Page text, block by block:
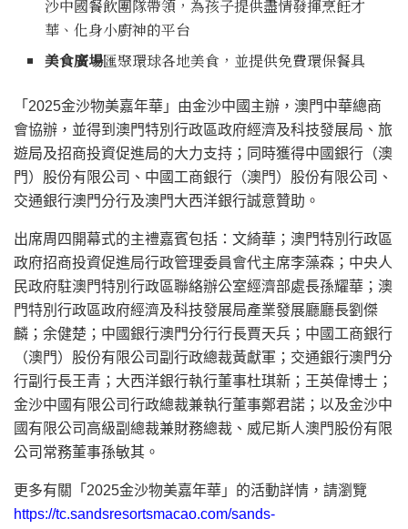
沙中國餐飲團隊帶領，為孩子提供盡情發揮烹飪才
華、化身小廚神的平台
美食廣場匯聚環球各地美食，並提供免費環保餐具
「2025金沙物美嘉年華」由金沙中國主辦，澳門中華總商
會協辦，並得到澳門特別行政區政府經濟及科技發展局、旅
遊局及招商投資促進局的大力支持；同時獲得中國銀行（澳
門）股份有限公司、中國工商銀行（澳門）股份有限公司、
交通銀行澳門分行及澳門大西洋銀行誠意贊助。
出席周四開幕式的主禮嘉賓包括：文綺華；澳門特別行政區
政府招商投資促進局行政管理委員會代主席李藻森；中央人
民政府駐澳門特別行政區聯絡辦公室經濟部處長孫耀華；澳
門特別行政區政府經濟及科技發展局產業發展廳廳長劉傑
麟；余健楚；中國銀行澳門分行行長賈天兵；中國工商銀行
（澳門）股份有限公司副行政總裁黃獻軍；交通銀行澳門分
行副行長王青；大西洋銀行執行董事杜琪新；王英偉博士；
金沙中國有限公司行政總裁兼執行董事鄭君諾；以及金沙中
國有限公司高級副總裁兼財務總裁、威尼斯人澳門股份有限
公司常務董事孫敏其。
更多有關「2025金沙物美嘉年華」的活動詳情，請瀏覽
https://tc.sandsresortsmacao.com/sands-